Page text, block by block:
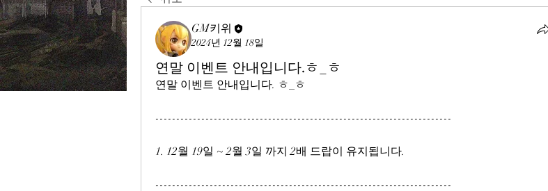
GM키위
2024년 12월 18일
연말 이벤트 안내입니다.ㅎ_ㅎ
연말 이벤트 안내입니다. ㅎ_ㅎ
-----------------------------------------------------------------------
1. 12월 19일 ~ 2월 3일 까지 2배 드랍이 유지됩니다.
-----------------------------------------------------------------------